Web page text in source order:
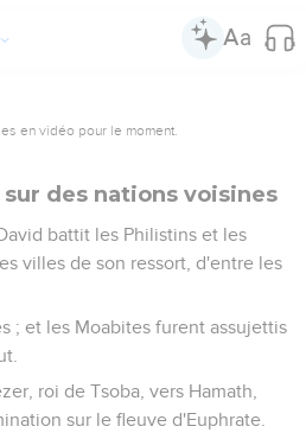
en vidéo pour le moment.
des nations voisines
battit les Philistins et les
villes de son ressort, d'entre les
; et les Moabites furent assujettis
roi de Tsoba, vers Hamath,
sur le fleuve d'Euphrate.